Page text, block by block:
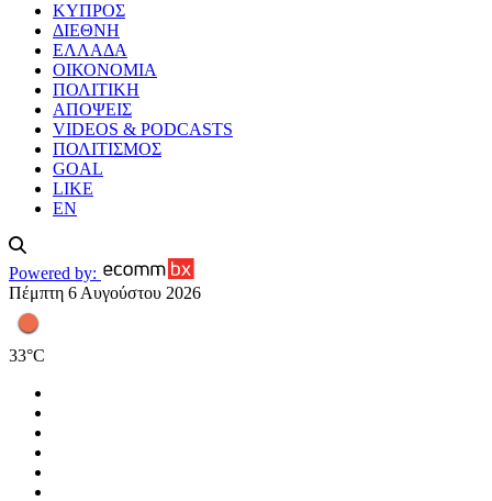
ΚΥΠΡΟΣ
ΔΙΕΘΝΗ
ΕΛΛΑΔΑ
ΟΙΚΟΝΟΜΙΑ
ΠΟΛΙΤΙΚΗ
ΑΠΟΨΕΙΣ
VIDEOS & PODCASTS
ΠΟΛΙΤΙΣΜΟΣ
GOAL
LIKE
EN
Powered by:
Πέμπτη 6 Αυγούστου 2026
33°C